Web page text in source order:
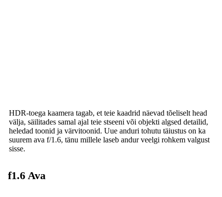
HDR-toega kaamera tagab, et teie kaadrid näevad tõeliselt head
välja, säilitades samal ajal teie stseeni või objekti algsed detailid,
heledad toonid ja värvitoonid. Uue anduri tohutu täiustus on ka
suurem ava f/1.6, tänu millele laseb andur veelgi rohkem valgust
sisse.
f1.6 Ava